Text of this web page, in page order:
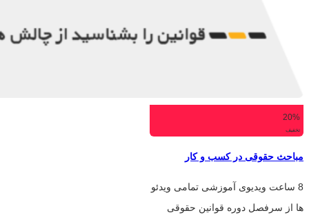
20%
تخفیف
مباحث حقوقی در کسب و کار
8 ساعت ویدیوی آموزشی تمامی ویدئو
ها از سرفصل دوره قوانین حقوقی